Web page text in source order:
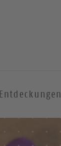
Entdeckungen